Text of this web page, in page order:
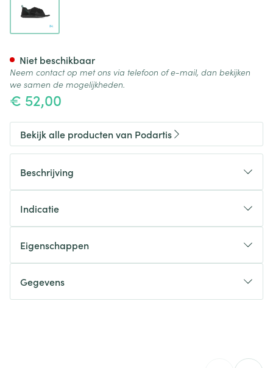
€ 52,00
Niet beschikbaar
Neem contact op met ons via telefoon of e-mail, dan bekijken
we samen de mogelijkheden.
Bekijk alle producten van Podartis
Beschrijving
Indicatie
Eigenschappen
Gegevens